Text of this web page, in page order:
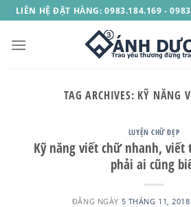
Skip
to
content
LIÊN HỆ ĐẶT HÀNG: 0983.184.169 -
TAG ARCHIVES: KỸ NĂNG
LUYỆN CHỮ ĐẸP
Kỹ năng viết chữ nhanh, viết
phải ai cũng
ĐĂNG NGÀY 5 THÁNG 11, 2018